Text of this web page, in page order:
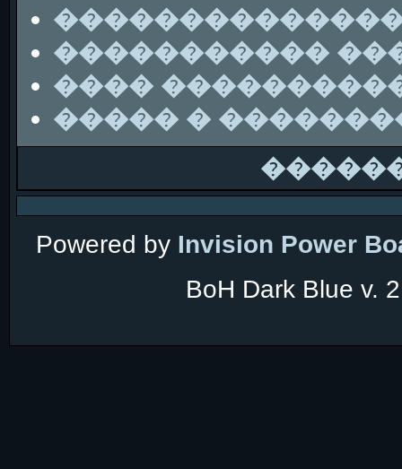
�����������
����
����� �
Powered by Invision Power
BoH Dark Blue v.